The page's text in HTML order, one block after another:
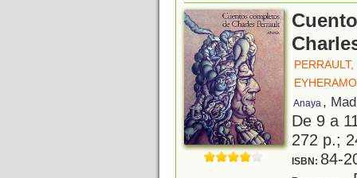
Anaya ,
De 9 a
272 p.;
ISBN: 84-